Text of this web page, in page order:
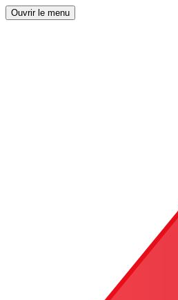
Ouvrir le menu